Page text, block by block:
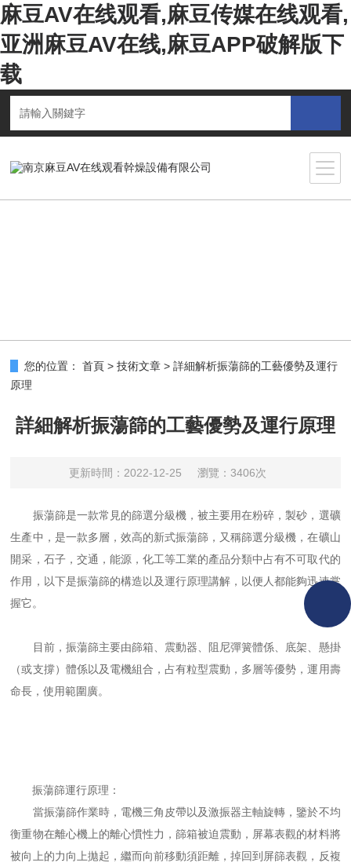
麻豆AV在线观看,麻豆传媒在线观看,
亚洲麻豆AV在线,麻豆APP破解版下
载
您的位置： 首頁 >技術文章 >詳細解析振蕩篩的工藝優勢及運行
原理
詳細解析振蕩篩的工藝優勢及運行原理
更新時間：2022-12-25 瀏覽：3406次
振蕩篩是一款常見的篩選分級機，被主要用在粉碎，製砂，選礦
生產中，是一款多層，效高的新式振蕩篩，又稱篩選分級機，在礦山
開采，石子，交通，能源，化工等工業的產品分類中占有不可取代的
作用，以下是振蕩篩的構造以及運行原理講解，以便人都能夠迅速掌
握它。
目前，振蕩篩主要由篩箱、震動器、阻尼彈簧體係、底架、懸掛
（或支撐）體係以及電機組合，占有粒型震動，多層等優勢，運用壽
命長，使用範圍廣。
振蕩篩運行原理：
當振蕩篩作業時，電機三角皮帶以及激振器主軸旋轉，鑒於不均
衡重物在離心機上的離心慣性力，篩箱被迫震動，屏幕表觀的材料將
被向上的力向上拋起，繼而向前移動須距離，掉回到屏篩表觀，反複